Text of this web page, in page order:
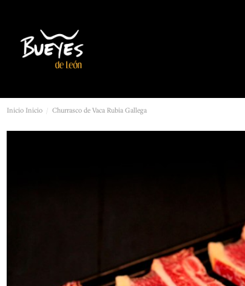
Inicio Inicio Churrasco de Vaca Rubia Gallega